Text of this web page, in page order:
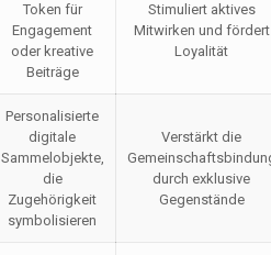
Token für
Engagement
oder kreative
Beiträge
Stimuliert aktives
Mitwirken und fördert
Loyalität
Personalisierte
digitale
Sammelobjekte,
die
Zugehörigkeit
symbolisieren
Verstärkt die
durch exklusive
Gegenstände